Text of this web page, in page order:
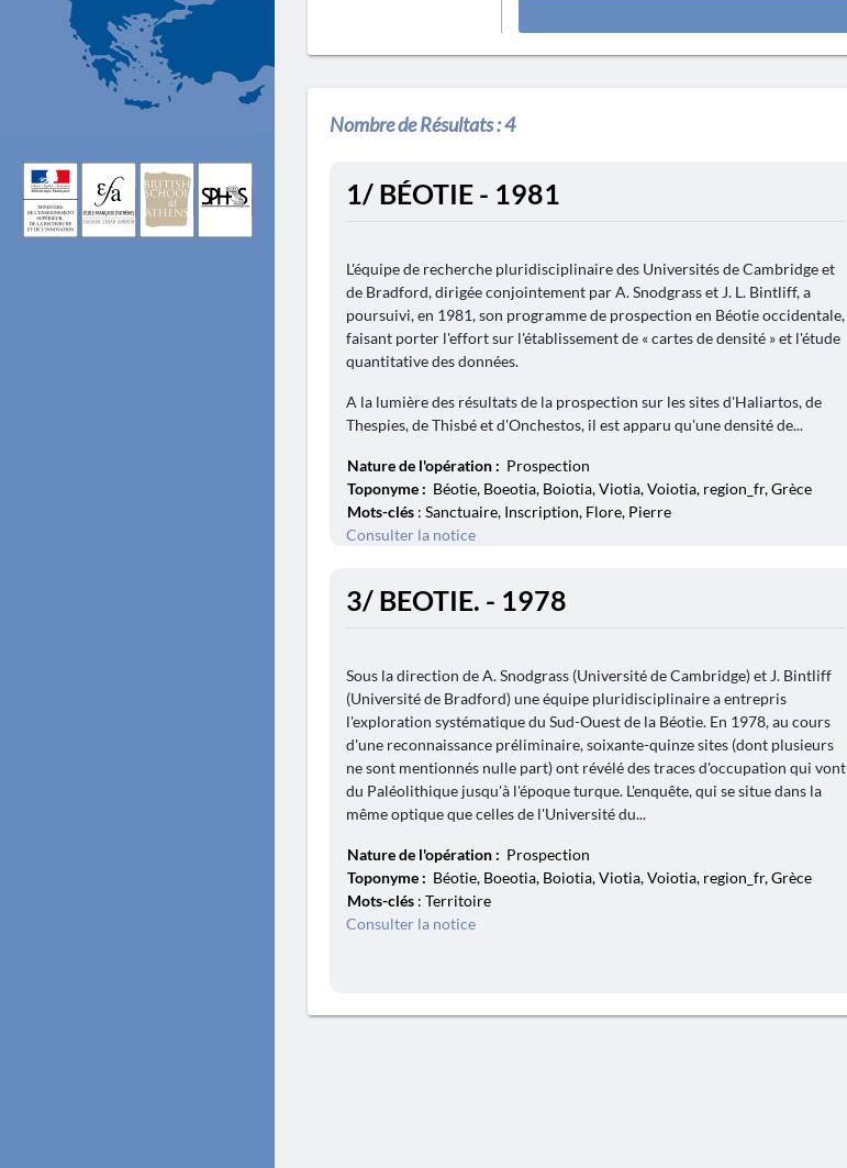
Nombre de Résultats :4
1/ BÉOTIE - 1981
L'équipe de recherche pluridisciplinaire des Universités de Cambridge et
de Bradford, dirigée conjointement par A. Snodgrass et J. L. Bintliff, a
poursuivi, en 1981, son programme de prospection en Béotie occidentale,
faisant porter l'effort sur l'établissement de « cartes de densité » et l'étude
quantitative des données.
A la lumière des résultats de la prospection sur les sites d'Haliartos, de
Thespies, de Thisbé et d'Onchestos, il est apparu qu'une densité de...
Nature de l'opération : Prospection
Toponyme : Béotie, Boeotia, Boiotia, Viotia, Voiotia, region_fr, Grèce
Mots-clés : Sanctuaire, Inscription, Flore, Pierre
Consulter la notice
3/ BEOTIE. - 1978
Sous la direction de A. Snodgrass (Université de Cambridge) et J. Bintliff
(Université de Bradford) une équipe pluridisciplinaire a entrepris
l'exploration systématique du Sud-Ouest de la Béotie. En 1978, au cours
d'une reconnaissance préliminaire, soixante-quinze sites (dont plusieurs
ne sont mentionnés nulle part) ont révélé des traces d'occupation qui vont
du Paléolithique jusqu'à l'époque turque. L'enquête, qui se situe dans la
même optique que celles de l'Université du...
Nature de l'opération : Prospection
Toponyme : Béotie, Boeotia, Boiotia, Viotia, Voiotia, region_fr, Grèce
Mots-clés : Territoire
Consulter la notice